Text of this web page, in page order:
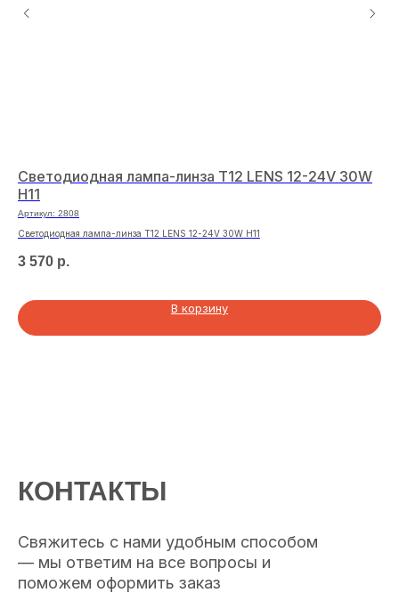
Светодиодная лампа-линза T12 LENS 12-24V 30W
H11
Артикул: 2808
Светодиодная лампа-линза T12 LENS 12-24V 30W H11
3 570 р.
В корзину
КОНТАКТЫ
Свяжитесь с нами удобным способом
— мы ответим на все вопросы и
поможем оформить заказ